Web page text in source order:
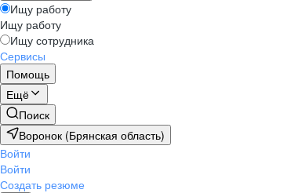
Ищу работу
Ищу работу
Ищу сотрудника
Сервисы
Помощь
Ещё
Поиск
Воронок (Брянская область)
Войти
Войти
Создать резюме